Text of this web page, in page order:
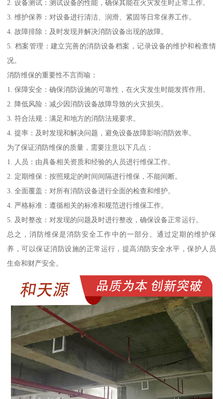
2. 设备测试：测试设备的性能，确保其能在火灾发生时正常工作。
3. 维护保养：对设备进行清洁、润滑、紧固等日常保养工作。
4. 故障排除：及时发现并解决消防设备出现的故障。
5. 档案管理：建立完善的消防设备档案，记录设备的维护和检查情
况。
消防维保的重要性不言而喻：
1. 保障安全：确保消防设施的可靠性，在火灾发生时能发挥作用。
2. 降低风险：减少因消防设备故障导致的火灾损失。
3. 符合法规：满足和地方的消防法规要求。
4. 提率：及时发现和解决问题，避免设备故障影响消防效率。
为了保证消防维保的质量，需要注意以下几点：
1. 人员：由具备相关资质和经验的人员进行维保工作。
2. 定期维保：按照规定的时间间隔进行维保，不能间断。
3. 全面覆盖：对所有消防设备进行全面的检查和维护。
4. 严格标准：遵循相关的标准和规范进行维保工作。
5. 及时整改：对发现的问题及时进行整改，确保设备正常运行。
总之，消防维保是消防安全工作中的一部分。通过定期的维护保
养，可以保证消防设施的正常运行，提高消防安全水平，保护人员
生命和财产安全。